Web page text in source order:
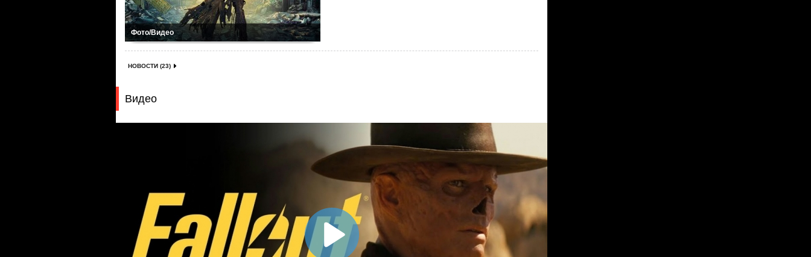
Фото/Видео
НОВОСТИ (23)
Видео